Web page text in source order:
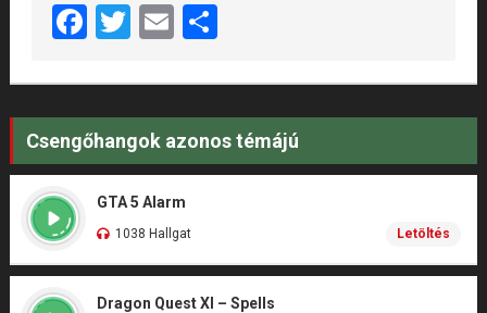
Facebook
Twitter
EmailShare
Csengőhangok azonos témájú
GTA 5 Alarm
1038 Hallgat Letöltés
Dragon Quest XI – Spells